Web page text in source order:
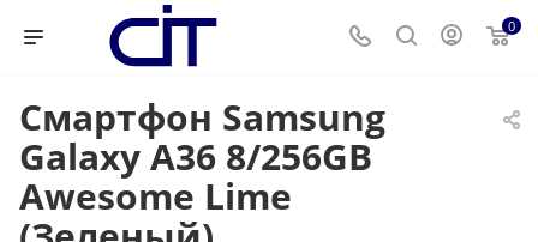
0
Смартфон Samsung
Galaxy A36 8/256GB
Awesome Lime